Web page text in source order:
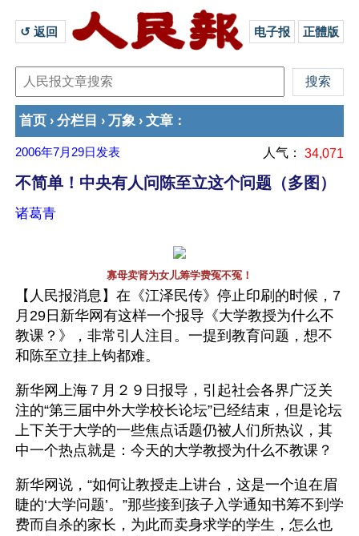
↺ 返回 电子报 正體版
首页 › 分栏目 › 万象 › 文章 ：
2006年7月29日 发表 人气： 34,071
不简单！中央有人问陈至立这个问题（多图）
诸葛青
寡母卖肾为女儿筹学费冤不冤！
【人民报消息】在《江泽民传》停止印刷的时候，7
月29日新华网有这样一个报导《大学教授为什么不
教课？》，非常引人注目。一提到教育问题，想不
和陈至立挂上钩都难。
新华网上海７月２９日报导，引起社会各界广泛关
注的“第三届中外大学校长论坛”已经结束，但是论坛
上下关于大学的一些焦点话题仍被人们所热议，其
中一个热点就是：今天的大学教授为什么不教课？
新华网说，“如何让教授走上讲台，这是一个迫在眉
睫的‘大学问题’。”那些接到孩子入学通知书筹不到学
费而自杀的家长，为此而卖身求学的学生，怎么也